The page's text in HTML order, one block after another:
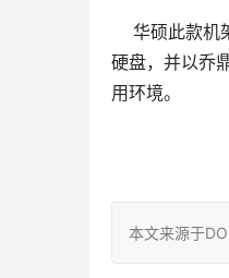
华硕此款机
硬盘，并以乔
用环境。
本文来源于